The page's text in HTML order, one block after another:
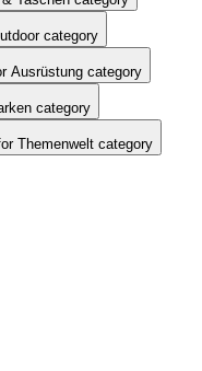
category
Ausrüstung category
category
Themenwelt category